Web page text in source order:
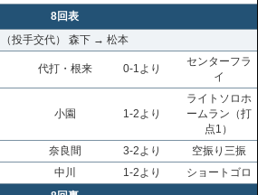
8回表
（投手交代） 森下 → 松本
代打・根来 0-1より
センターフラ
イ
小園 1-2より
ライトソロホ
ームラン（打
点1）
奈良間 3-2より
空振り三振
中川 1-2より
ショートゴロ